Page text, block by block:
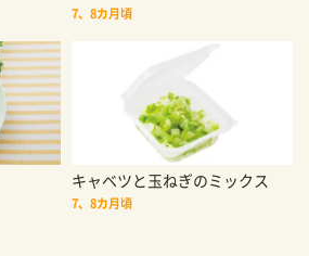
7、8カ月頃
キャベツと玉ねぎのミックス
7、8カ月頃